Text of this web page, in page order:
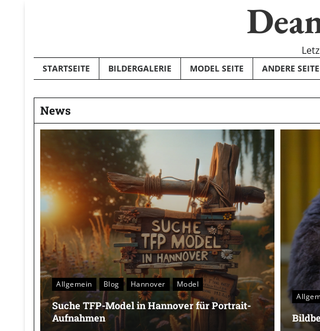
STARTSEITE BILDERGALERIE MODEL SEITE ANDERE
News
Allgemein Blog Hannover Model
Suche TFP-Model in Hannover für Portrait-
Aufnahmen